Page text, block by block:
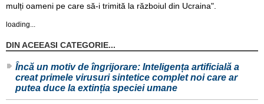
mulți oameni pe care să-i trimită la războiul din Ucraina".
loading...
DIN ACEEASI CATEGORIE...
Încă un motiv de îngrijorare: Inteligența artificială a
creat primele virusuri sintetice complet noi care ar
putea duce la extinția speciei umane